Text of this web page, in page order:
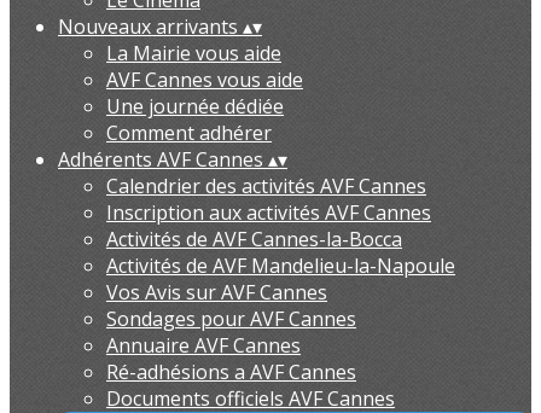
Nouveaux arrivants ▴▾
La Mairie vous aide
AVF Cannes vous aide
Une journée dédiée
Comment adhérer
Adhérents AVF Cannes ▴▾
Calendrier des activités AVF Cannes
Inscription aux activités AVF Cannes
Activités de AVF Cannes-la-Bocca
Activités de AVF Mandelieu-la-Napoule
Vos Avis sur AVF Cannes
Sondages pour AVF Cannes
Annuaire AVF Cannes
Ré-adhésions a AVF Cannes
Documents officiels AVF Cannes